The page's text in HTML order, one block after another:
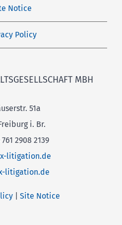
Notice
Policy
MBH
51a
i. Br.
2908 2139
litigation.de
litigation.de
| Site Notice